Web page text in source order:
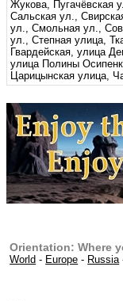
Жукова, Пугачёвская
Сальская ул.,
ул., Смольная ул.,
ул., Степная улица,
Гвардейская, улица
улица Полины
Царицынская улица,
Orientation: Where
World - Europe - Russia